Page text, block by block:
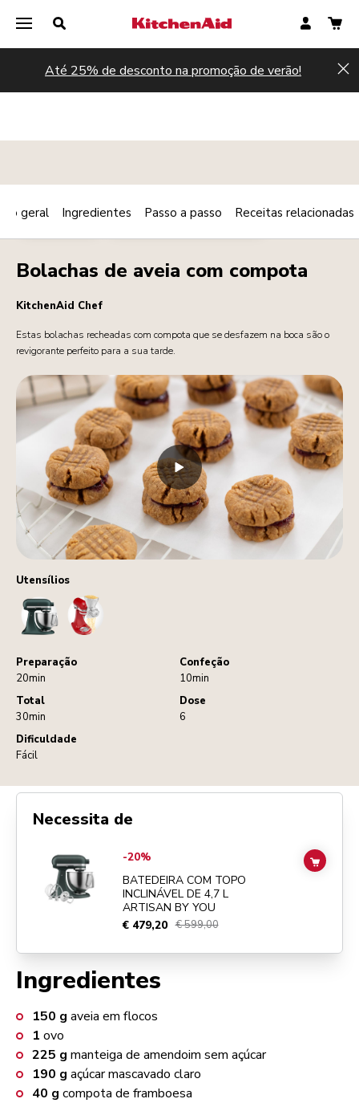
Até 25% de desconto na promoção de verão!
Utensílios
StandMixerGrainMill
Preparação
20min
Confeção
10min
Total
30min
Dose
6
Dificuldade
Fácil
SOBREMESAS PEQUENO-ALMOÇO/BRUNCH Print
Bolachas de aveia com compota
KitchenAid Chef
Estas bolachas recheadas com compota que se desfazem na boca são o
revigorante perfeito para a sua tarde.
geral Ingredientes Passo a passo Receitas relacionadas
Ingredientes
150 g aveia em flocos
1 ovo
225 g manteiga de amendoim sem açúcar
190 g açúcar mascavado claro
40 g compota de framboesa
Necessita de
Go toBATEDEIRA COM TOPO INCLINÁVEL DE 4,7 L ARTISAN BY
-20%
BATEDEIRA COM TOPO
INCLINÁVEL DE 4,7 L
ARTISAN BY YOU
€ 479,20 € 599,00
ADD